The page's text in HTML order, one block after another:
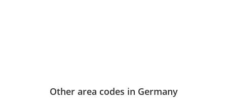
Other area codes in Germany